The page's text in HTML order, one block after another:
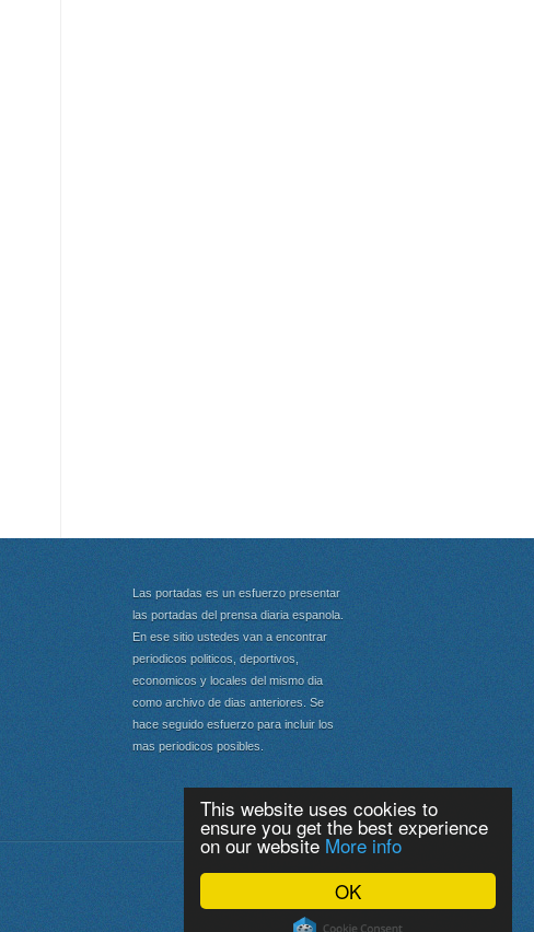
OK
This website uses cookies to
ensure you get the best experience
on our website More info
Las portadas es un esfuerzo presentar
las portadas del prensa diaria espanola.
En ese sitio ustedes van a encontrar
periodicos politicos, deportivos,
economicos y locales del mismo dia
como archivo de dias anteriores. Se
hace seguido esfuerzo para incluir los
mas periodicos posibles.